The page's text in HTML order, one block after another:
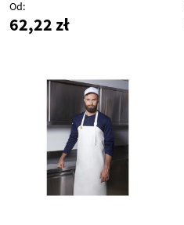
Od
62,22 zł